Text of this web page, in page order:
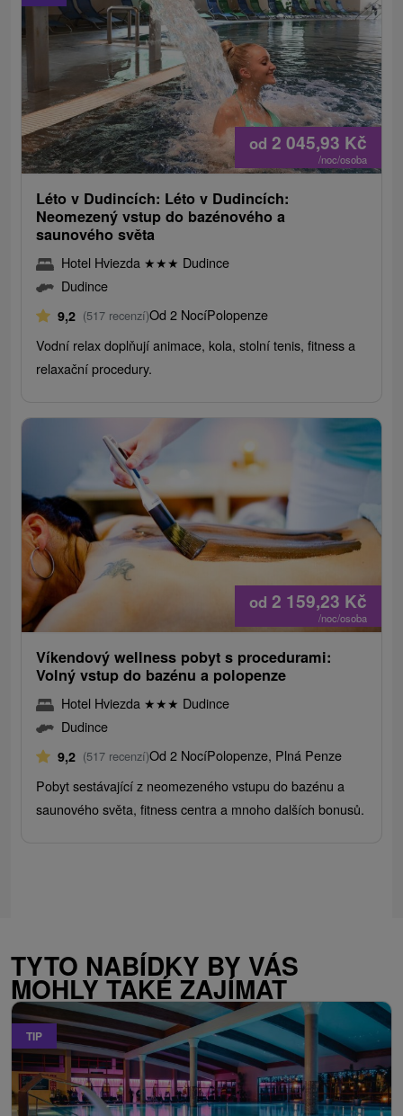
od 2 045,93 Kč
/noc/osoba
Léto v Dudincích: Léto v Dudincích:
Neomezený vstup do bazénového a
saunového světa
Hotel Hviezda ★★★ Dudince
Dudince
9,2 (517 recenzí)Od 2 NocíPolopenze
Vodní relax doplňují animace, kola, stolní tenis, fitness a
relaxační procedury.
od 2 159,23 Kč
/noc/osoba
Víkendový wellness pobyt s procedurami:
Volný vstup do bazénu a polopenze
Hotel Hviezda ★★★ Dudince
Dudince
9,2 (517 recenzí)Od 2 NocíPolopenze, Plná Penze
Pobyt sestávající z neomezeného vstupu do bazénu a
saunového světa, fitness centra a mnoho dalších bonusů.
TYTO NABÍDKY BY VÁS
MOHLY TAKÉ ZAJÍMAT
TIP